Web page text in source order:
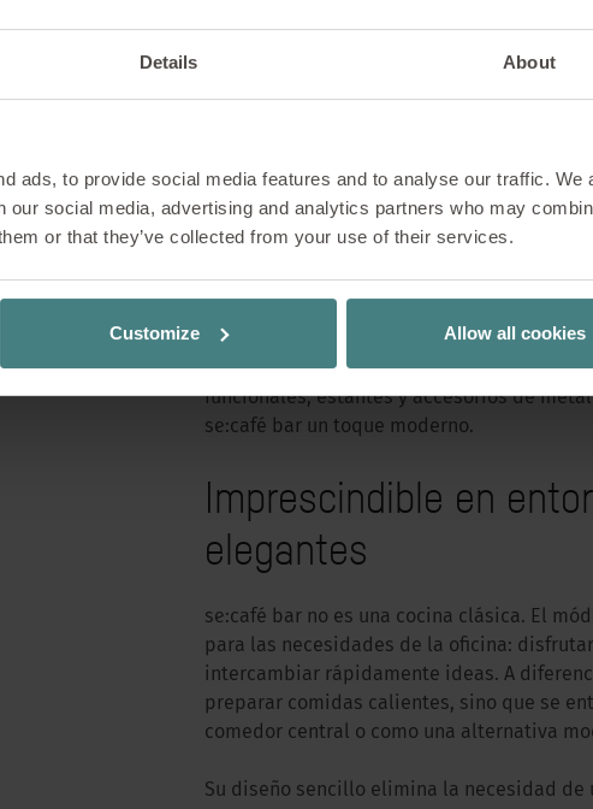
Details About
ads, to provide social media features and to analyse our traffic. We
our social media, advertising and analytics partners who may
or that they’ve collected from your use of their services.
Customize Allow all cookies
Workcafés: el punto de encuentro
Comedores y bistrós: una alternativa
Zonas de descanso y recepción:
Zonas intermedias y cruces de
Las posibilidades de diseño son casi
marcos, frontales, encimeras y paneles
independiente. Además, los acabados se
selección de melaminas de alta calidad.
funcionales, estantes y accesorios de
se:café bar un toque moderno.
Imprescindible en
elegantes
se:café bar no es una cocina clásica. El
para las necesidades de la oficina:
intercambiar rápidamente ideas. A
preparar comidas calientes, sino que se
comedor central o como una alternativa
Su diseño sencillo elimina la necesidad de